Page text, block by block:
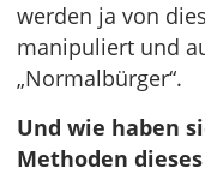
werden ja von
manipuliert und
„Normalbürger“.
Und wie haben
Methoden